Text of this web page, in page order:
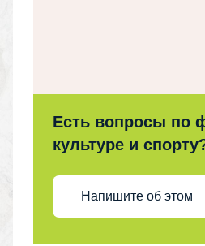
Есть вопросы по
культуре и
Напишите об этом